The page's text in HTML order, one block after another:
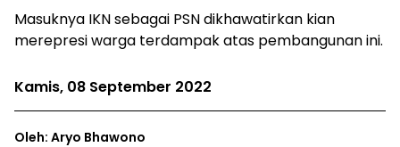
Masuknya IKN sebagai PSN dikhawatirkan kian
merepresi warga terdampak atas pembangunan ini.
Kamis, 08 September 2022
Oleh: Aryo Bhawono